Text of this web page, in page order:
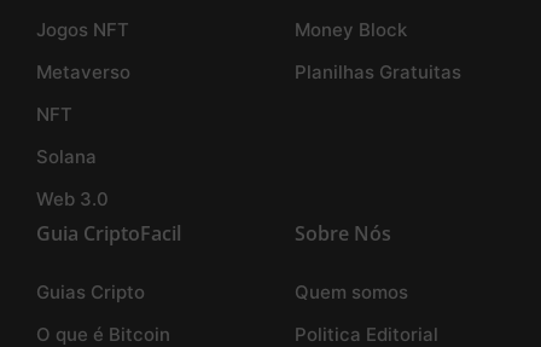
Jogos NFT
Metaverso
NFT
Solana
Web 3.0
Money Block
Planilhas Gratuitas
Guia CriptoFacil
Guias Cripto
O que é Bitcoin
Sobre Nós
Quem somos
Politica Editorial